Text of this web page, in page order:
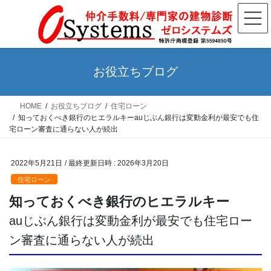
ン
ス
ー
ン
お役立ちブログ
HOME お役立ちブログ
住宅ローン
知っておくべき銀行のヒエラルキーauじぶん銀行は変動金利が最安でも住
宅ローン審査に通らない人が続出
2022年5月21日 / 最終更新日時 : 2026年3月20日
住宅ローン
知っておくべき銀行のヒエラルキー
auじぶん銀行は変動金利が最安でも住宅ロー
ン審査に通らない人が続出